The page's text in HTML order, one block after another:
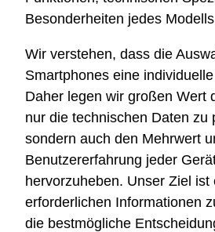
Besonderheiten jedes
Wir verstehen, dass die
Smartphones eine
Daher legen wir großen Wert
nur die technischen Daten zu
sondern auch den Mehrwert
Benutzererfahrung jeder
hervorzuheben. Unser Ziel ist
erforderlichen Informationen
die bestmögliche